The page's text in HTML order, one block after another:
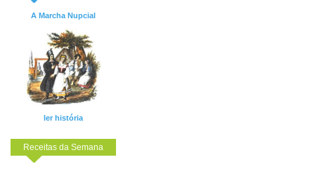
A Marcha Nupcial
ler história
Receitas da Semana